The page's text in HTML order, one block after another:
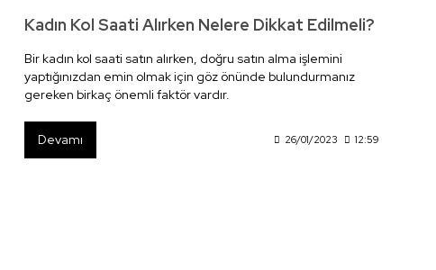
Kadın Kol Saati Alırken Nelere Dikkat Edilmeli?
Bir kadın kol saati satın alırken, doğru satın alma işlemini
yaptığınızdan emin olmak için göz önünde bulundurmanız
gereken birkaç önemli faktör vardır.
Devamı 26/01/2023 12:59